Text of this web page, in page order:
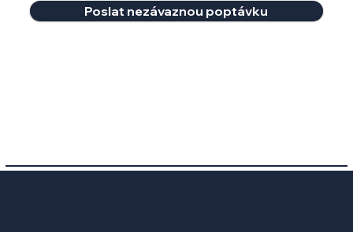
Poslat nezávaznou poptávku